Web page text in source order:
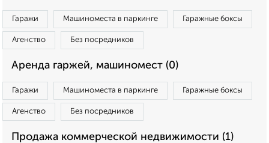
Гаражи Машиноместа в паркинге Гаражные боксы
Агенство Без посредников
Аренда гаржей, машиномест (0)
Гаражи Машиноместа в паркинге Гаражные боксы
Агенство Без посредников
Продажа коммерческой недвижимости (1)